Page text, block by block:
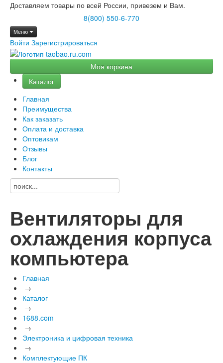
Доставляем товары по всей России, привезем и Вам.
8(800) 550-6-770
Меню
Войти Зарегистрироваться
Моя корзина
Каталог
Главная
Преимущества
Как заказать
Оплата и доставка
Оптовикам
Отзывы
Блог
Контакты
Вентиляторы для
охлаждения корпуса
компьютера
Главная
→
Каталог
→
1688.com
→
Электроника и цифровая техника
→
Комплектующие ПК